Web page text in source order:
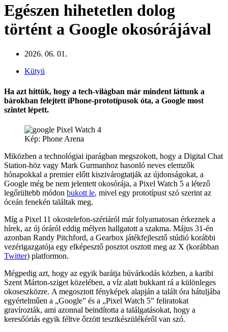
Egészen hihetetlen dolog
történt a Google okosórájával
2026. 06. 01.
Kütyü
Ha azt hittük, hogy a tech-világban már mindent láttunk a
bárokban felejtett iPhone-prototípusok óta, a Google most
szintet lépett.
Kép: Phone Arena
Miközben a technológiai iparágban megszokott, hogy a Digital Chat
Station-höz vagy Mark Gurmanhoz hasonló neves elemzők
hónapokkal a premier előtt kiszivárogtatják az újdonságokat, a
Google még be nem jelentett okosórája, a Pixel Watch 5 a létező
legőrültebb módon bukott le, mivel egy prototípust szó szerint az
óceán fenekén találtak meg.
Míg a Pixel 11 okostelefon-szériáról már folyamatosan érkeznek a
hírek, az új óráról eddig mélyen hallgatott a szakma. Május 31-én
azonban Randy Pitchford, a Gearbox játékfejlesztő stúdió korábbi
vezérigazgatója egy elképesztő posztot osztott meg az X (korábban
Twitter) platformon.
Mégpedig azt, hogy az egyik barátja búvárkodás közben, a karibi
Szent Márton-sziget közelében, a víz alatt bukkant rá a különleges
okoseszközre. A megosztott fényképek alapján a talált óra hátuljába
egyértelműen a „Google” és a „Pixel Watch 5” feliratokat
gravírozták, ami azonnal beindította a találgatásokat, hogy a
keresőóriás egyik féltve őrzött tesztkészülékéről van szó.